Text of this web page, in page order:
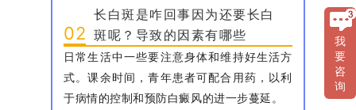
02
长白斑是咋回事因为还要长白
斑呢？导致的因素有哪些
日常生活中一些要注意身体和维持好生活方
式。课余时间，青年患者可配合用药，以利
于病情的控制和预防白癜风的进一步蔓延。
我
要
咨
询